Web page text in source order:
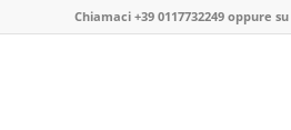
Chiamaci +39 0117732249 oppure su